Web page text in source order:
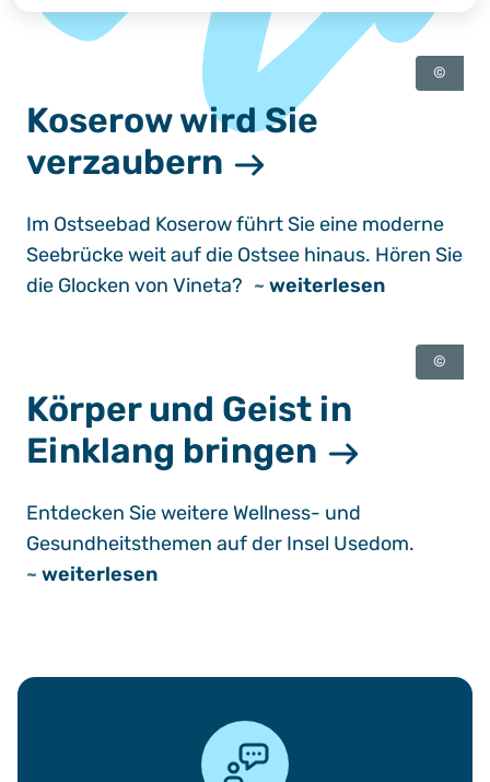
©
Koserow wird Sie
verzaubern
Im Ostseebad Koserow führt Sie eine moderne
Seebrücke weit auf die Ostsee hinaus. Hören Sie
die Glocken von Vineta? ~ weiterlesen
©
Körper und Geist in
Einklang bringen
Entdecken Sie weitere Wellness- und
Gesundheitsthemen auf der Insel Usedom.
~ weiterlesen